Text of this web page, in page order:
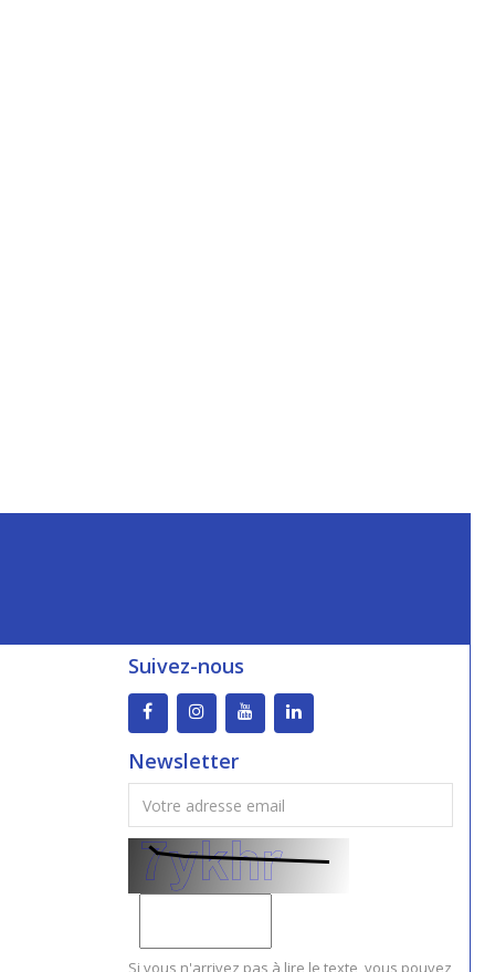
Suivez-nous
Newsletter
Si vous n'arrivez pas à lire le texte, vous pouvez